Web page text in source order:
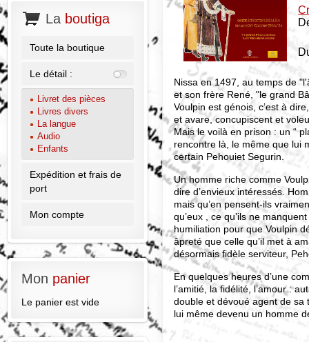
Nissa en 1497, au temps de
et son frère René, "le grand
Voulpin est génois, c’est à
et avare, concupiscent et
Mais le voilà en prison : un “
rencontre là, le même que lui
certain Pehouiet Segurin.
Un homme riche comme
dire d’envieux intéressés.
mais qu’en pensent-ils
qu’eux , ce qu’ils ne
humiliation pour que Voulpin
âpreté que celle qu’il met à
désormais fidèle serviteur,
En quelques heures d’une
l’amitié, la fidélité, l’amour :
double et dévoué agent de sa
lui même devenu un homme
La boutiga
Toute la boutique
Le détail :
Livret des pièces
Livres divers
La langue
Audio
Enfants
Expédition et frais de
port
Mon compte
Mon panier
Le panier est vide